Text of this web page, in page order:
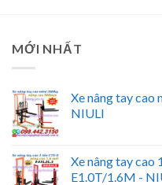
MỚI NHẤT
Xe nâng tay cao
NIULI
Xe nâng tay cao
E1.0T/1.6M -